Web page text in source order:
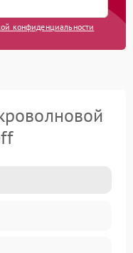
конфиденциальности